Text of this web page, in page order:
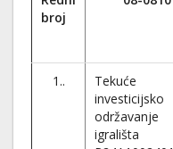
broj
1..
Tekuće
investicijsko
održavanje
igrališta